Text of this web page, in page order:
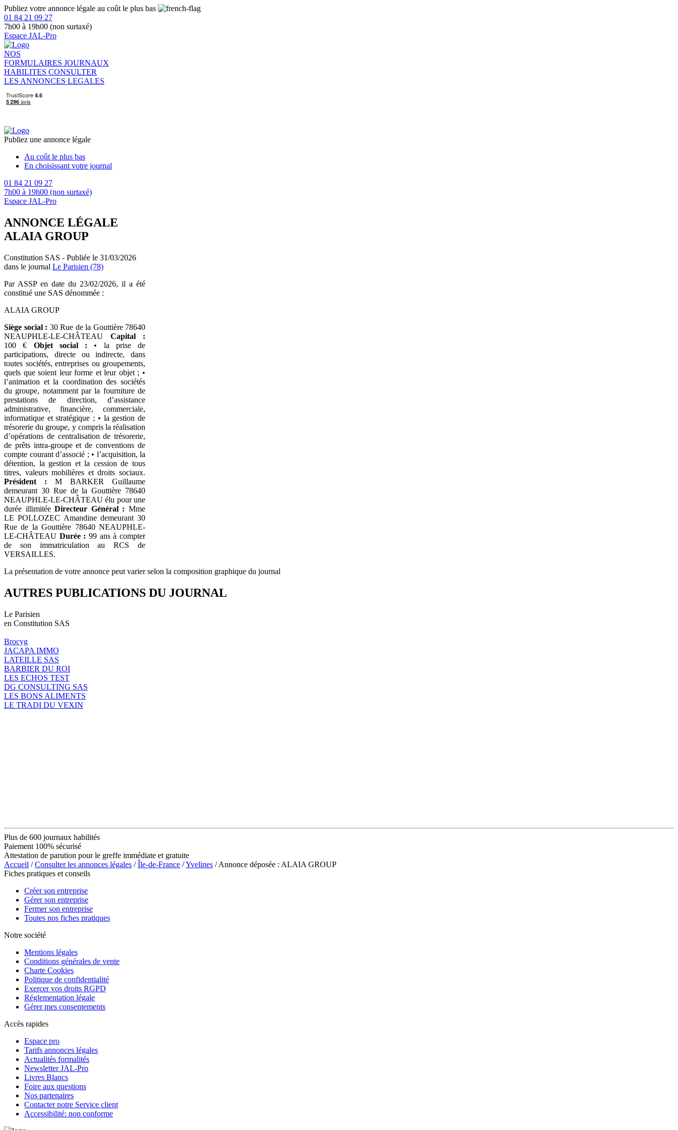
Publiez votre annonce légale au coût le plus bas
01 84 21 09 27
7h00 à 19h00 (non surtaxé)
Espace JAL-Pro
NOS
FORMULAIRES JOURNAUX
HABILITES CONSULTER
LES ANNONCES LEGALES
Publiez une annonce légale
Au coût le plus bas
En choisissant votre journal
01 84 21 09 27
7h00 à 19h00 (non surtaxé)
Espace JAL-Pro
ANNONCE LÉGALE
ALAIA GROUP
Constitution SAS - Publiée le 31/03/2026
dans le journal Le Parisien (78)
Par ASSP en date du 23/02/2026, il a été
constitué une SAS dénommée :
ALAIA GROUP
Siège social : 30 Rue de la Gouttière 78640
NEAUPHLE-LE-CHÂTEAU Capital :
100 € Objet social : • la prise de
participations, directe ou indirecte, dans
toutes sociétés, entreprises ou groupements,
quels que soient leur forme et leur objet ; •
l’animation et la coordination des sociétés
du groupe, notamment par la fourniture de
prestations de direction, d’assistance
administrative, financière, commerciale,
informatique et stratégique ; • la gestion de
trésorerie du groupe, y compris la réalisation
d’opérations de centralisation de trésorerie,
de prêts intra-groupe et de conventions de
compte courant d’associé ; • l’acquisition, la
détention, la gestion et la cession de tous
titres, valeurs mobilières et droits sociaux.
Président : M BARKER Guillaume
demeurant 30 Rue de la Gouttière 78640
NEAUPHLE-LE-CHÂTEAU élu pour une
durée illimitéeDirecteur Général : Mme
LE POLLOZEC Amandine demeurant 30
Rue de la Gouttière 78640 NEAUPHLE-
LE-CHÂTEAU Durée : 99 ans à compter
de son immatriculation au RCS de
VERSAILLES.
La présentation de votre annonce peut varier selon la composition graphique du journal
AUTRES PUBLICATIONS DU JOURNAL
Le Parisien
en Constitution SAS
Brocyg
JACAPA IMMO
LATEILLE SAS
BARBIER DU ROI
LES ECHOS TEST
DG CONSULTING SAS
LES BONS ALIMENTS
LE TRADI DU VEXIN
Plus de 600 journaux habilités
Paiement 100% sécurisé
Attestation de parution pour le greffe immédiate et gratuite
Accueil /Consulter les annonces légales /Île-de-France /Yvelines / Annonce déposée : ALAIA GROUP
Fiches pratiques et conseils
Créer son entreprise
Gérer son entreprise
Fermer son entreprise
Toutes nos fiches pratiques
Notre société
Mentions légales
Conditions générales de vente
Charte Cookies
Politique de confidentialité
Exercer vos droits RGPD
Réglementation légale
Gérer mes consentements
Accès rapides
Espace pro
Tarifs annonces légales
Actualités formalités
Newsletter JAL-Pro
Livres Blancs
Foire aux questions
Nos partenaires
Contacter notre Service client
Accessibilité: non conforme